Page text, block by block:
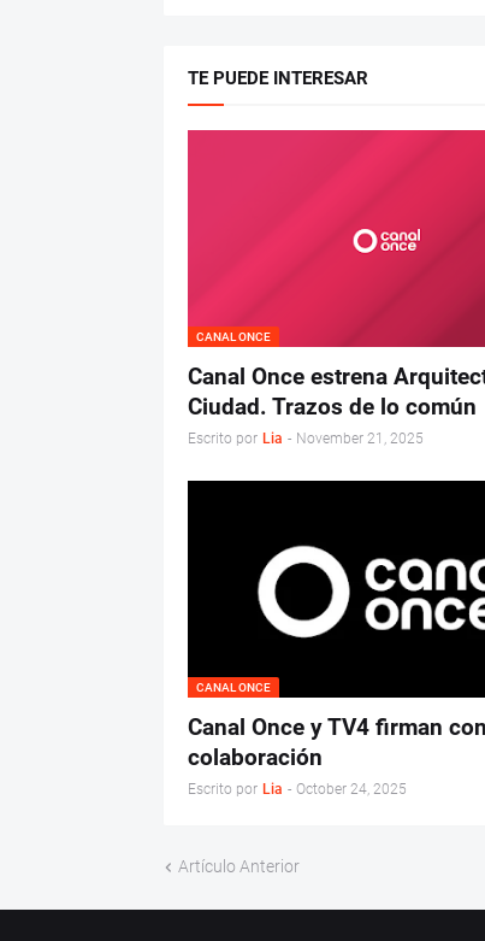
TE PUEDE INTERESAR
CANAL ONCE
Canal Once estrena
Ciudad. Trazos de lo común
Escrito por Lia - November 21, 2025
CANAL ONCE
Canal Once y TV4 firman
colaboración
Escrito por Lia - October 24, 2025
Artículo Anterior